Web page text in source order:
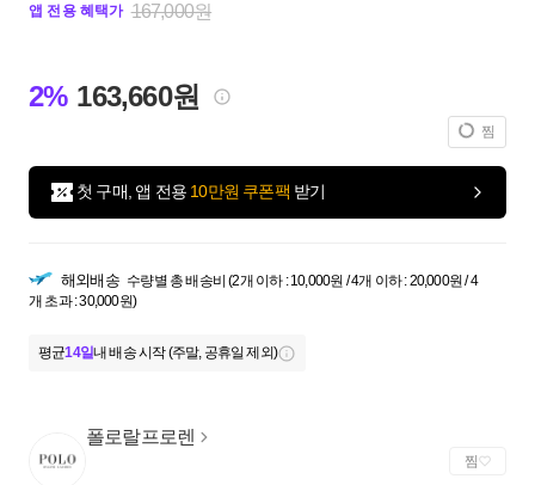
앱 전용 혜택가 167,000원
2% 163,660원
찜
첫 구매, 앱 전용 10만원 쿠폰팩 받기
해외배송 수량별 총 배송비 (2개 이하 : 10,000원 / 4개 이하 : 20,000원 / 4
개 초과 : 30,000원)
평균14일내 배송 시작 (주말, 공휴일 제외)
폴로랄프로렌
찜